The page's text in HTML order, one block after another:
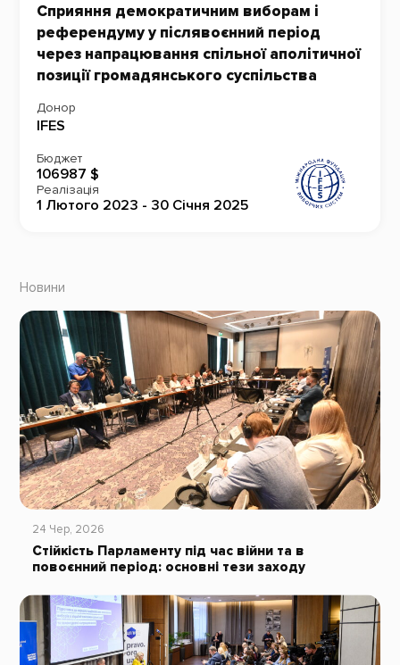
Сприяння демократичним виборам і
референдуму у післявоєнний період
через напрацювання спільної аполітичної
позиції громадянського суспільства
Донор
IFES
Бюджет
106987 $
Реалізація
1 Лютого 2023 - 30 Січня 2025
Новини
24 Чер, 2026
Стійкість Парламенту під час війни та в
повоєнний період: основні тези заходу